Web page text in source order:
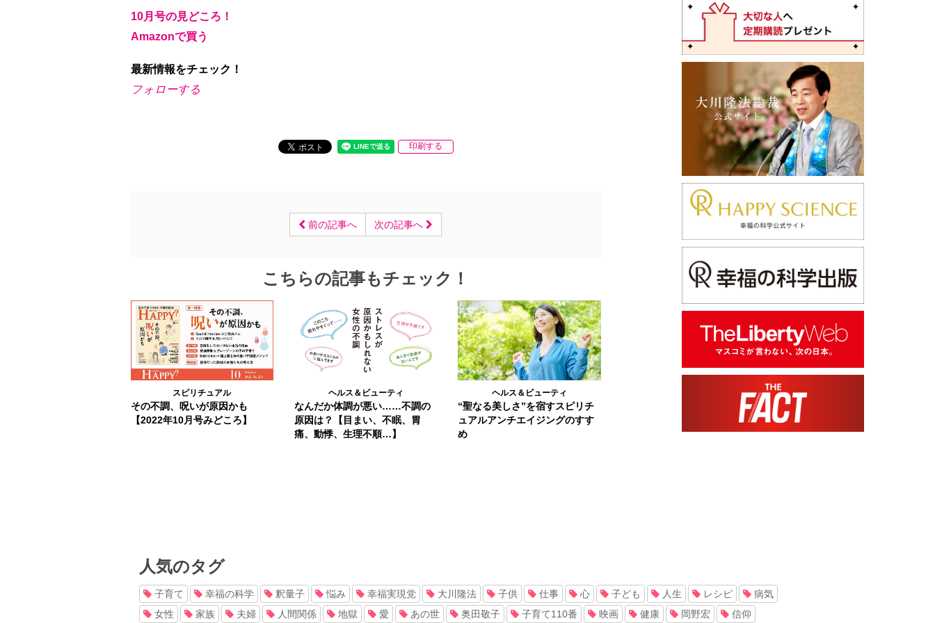
10月号の見どころ！
Amazonで買う
最新情報をチェック！
フォローする
印刷する
前の記事へ 次の記事へ
こちらの記事もチェック！
スピリチュアル
その不調、呪いが原因かも
【2022年10月号みどころ】
ヘルス＆ビューティ
なんだか体調が悪い……不調の
原因は？【目まい、不眠、胃
痛、動悸、生理不順…】
ヘルス＆ビューティ
“聖なる美しさ”を宿すスピリチ
ュアルアンチエイジングのすす
め
人気のタグ
子育て 幸福の科学 釈量子 悩み 幸福実現党 大川隆法 子供 仕事 心 子ども 人生 レシピ
病気
女性
家族 夫婦 人間関係 地獄 愛 あの世 奥田敬子 子育て110番 映画 健康 岡野宏 信仰